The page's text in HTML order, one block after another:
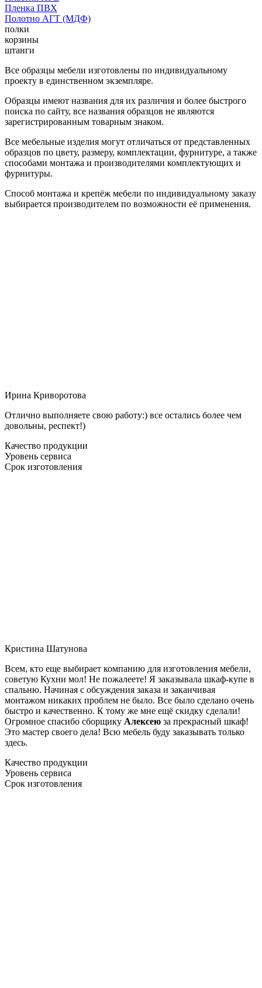
Пленка ПВХ
Полотно АГТ (МДФ)
полки
корзины
штанги
Все образцы мебели изготовлены по индивидуальному
проекту в единственном экземпляре.
Образцы имеют названия для их различия и более быстрого
поиска по сайту, все названия образцов не являются
зарегистрированным товарным знаком.
Все мебельные изделия могут отличаться от представленных
образцов по цвету, размеру, комплектации, фурнитуре, а также
способами монтажа и производителями комплектующих и
фурнитуры.
Способ монтажа и крепёж мебели по индивидуальному заказу
выбирается производителем по возможности её применения.
Ирина Криворотова
Отлично выполняете свою работу:) все остались более чем
довольны, респект!)
Качество продукции
Уровень сервиса
Срок изготовления
Кристина Шатунова
Всем, кто еще выбирает компанию для изготовления мебели,
советую Кухни мол! Не пожалеете! Я заказывала шкаф-купе в
спальню. Начиная с обсуждения заказа и заканчивая
монтажом никаких проблем не было. Все было сделано очень
быстро и качественно. К тому же мне ещё скидку сделали!
Огромное спасибо сборщику Алексею за прекрасный шкаф!
Это мастер своего дела! Всю мебель буду заказывать только
здесь.
Качество продукции
Уровень сервиса
Срок изготовления